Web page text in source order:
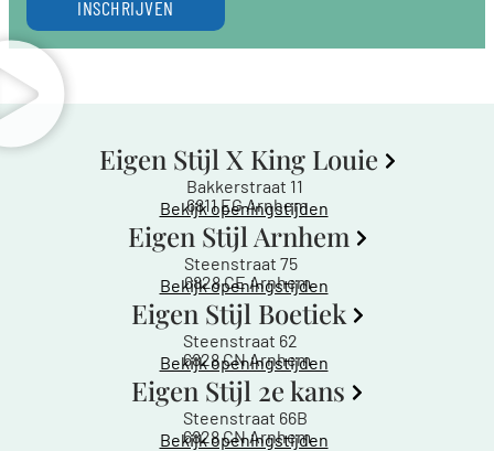
INSCHRIJVEN
Eigen Stijl X King Louie
Bakkerstraat 11
6811 EG Arnhem
Bekijk openingstijden
Eigen Stijl Arnhem
Steenstraat 75
6828 CE Arnhem
Bekijk openingstijden
Eigen Stijl Boetiek
Steenstraat 62
6828 CN Arnhem
Bekijk openingstijden
Eigen Stijl 2e kans
Steenstraat 66B
6828 CN Arnhem
Bekijk openingstijden